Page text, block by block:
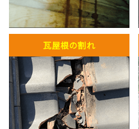
瓦屋根の割れ